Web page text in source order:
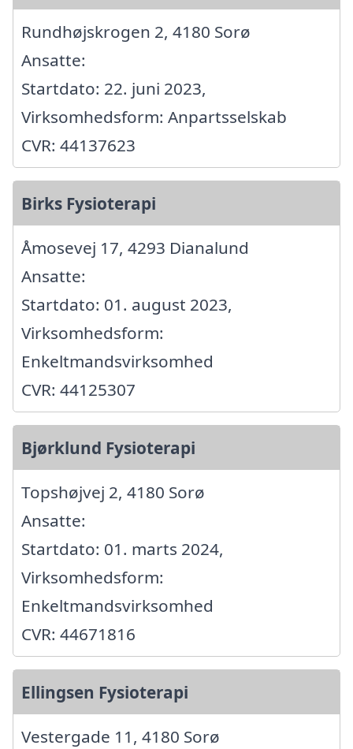
Rundhøjskrogen 2, 4180 Sorø
Ansatte:
Startdato: 22. juni 2023,
Virksomhedsform: Anpartsselskab
CVR: 44137623
Birks Fysioterapi
Åmosevej 17, 4293 Dianalund
Ansatte:
Startdato: 01. august 2023,
Virksomhedsform:
Enkeltmandsvirksomhed
CVR: 44125307
Bjørklund Fysioterapi
Topshøjvej 2, 4180 Sorø
Ansatte:
Startdato: 01. marts 2024,
Virksomhedsform:
Enkeltmandsvirksomhed
CVR: 44671816
Ellingsen Fysioterapi
Vestergade 11, 4180 Sorø